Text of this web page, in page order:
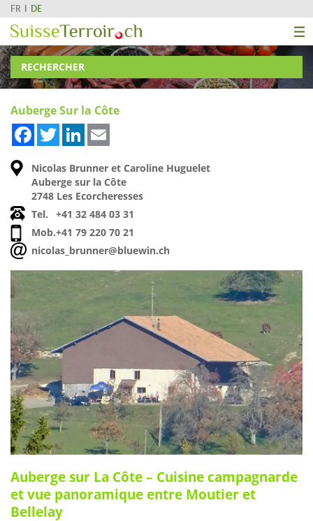
FR DE
RECHERCHER
Auberge Sur la Côte
FacebookTwitterLinkedIn
Nicolas Brunner et Caroline Huguelet
Auberge sur la Côte
2748 Les Ecorcheresses
Tel.
+41 32 484 03 31
Mob.+41 79 220 70 21
nicolas_brunner@bluewin.ch
Auberge sur La Côte – Cuisine campagnarde
et vue panoramique entre Moutier et
Bellelay